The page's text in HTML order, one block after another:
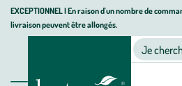
Aller
Aller
au
Aller
au
page
EXCEPTIONNEL I En raison d'un nombre de
livraison peuvent être allongés.
Jardinerie écologique, animalerie,
Je